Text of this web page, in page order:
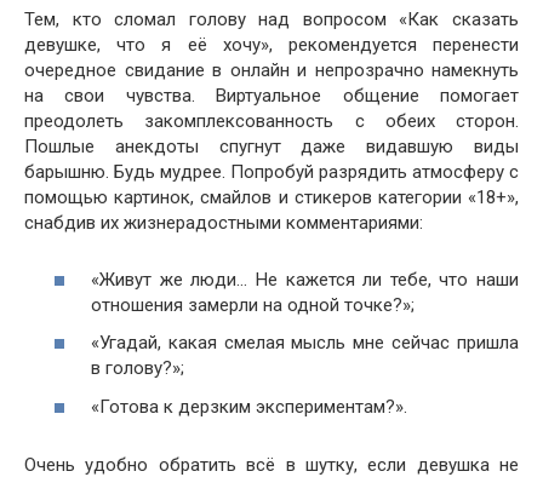
Тем, кто сломал голову над вопросом «Как сказать
девушке, что я её хочу», рекомендуется перенести
очередное свидание в онлайн и непрозрачно намекнуть
на свои чувства. Виртуальное общение помогает
преодолеть закомплексованность с обеих сторон.
Пошлые анекдоты спугнут даже видавшую виды
барышню. Будь мудрее. Попробуй разрядить атмосферу с
помощью картинок, смайлов и стикеров категории «18+»,
снабдив их жизнерадостными комментариями:
«Живут же люди… Не кажется ли тебе, что наши
отношения замерли на одной точке?»;
«Угадай, какая смелая мысль мне сейчас пришла
в голову?»;
«Готова к дерзким экспериментам?».
Очень удобно обратить всё в шутку, если девушка не